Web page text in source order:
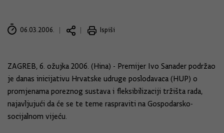
06.03.2006. Ispiši
ZAGREB, 6. ožujka 2006. (Hina) - Premijer Ivo Sanader podržao
je danas inicijativu Hrvatske udruge poslodavaca (HUP) o
promjenama poreznog sustava i fleksibilizaciji tržišta rada,
najavljujući da će se te teme raspraviti na Gospodarsko-
socijalnom vijeću.